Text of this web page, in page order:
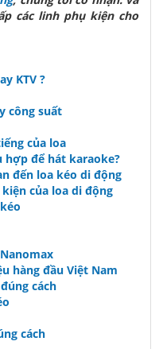
các linh phụ kiện cho
KTV ?
công suất
của loa
hợp để hát karaoke?
đến loa kéo di động
của loa di động
hàng đầu Việt Nam
cách
cách